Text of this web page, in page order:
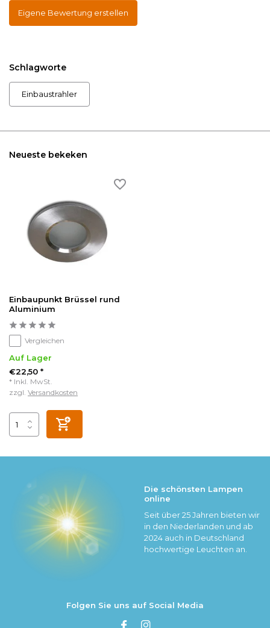
Eigene Bewertung erstellen
Schlagworte
Einbaustrahler
Neueste bekeken
Einbaupunkt Brüssel rund
Aluminium
Vergleichen
Auf Lager
€22,50 *
* Inkl. MwSt.
zzgl. Versandkosten
Die schönsten Lampen
online
Seit über 25 Jahren bieten wir
in den Niederlanden und ab
2024 auch in Deutschland
hochwertige Leuchten an.
Folgen Sie uns auf Social Media